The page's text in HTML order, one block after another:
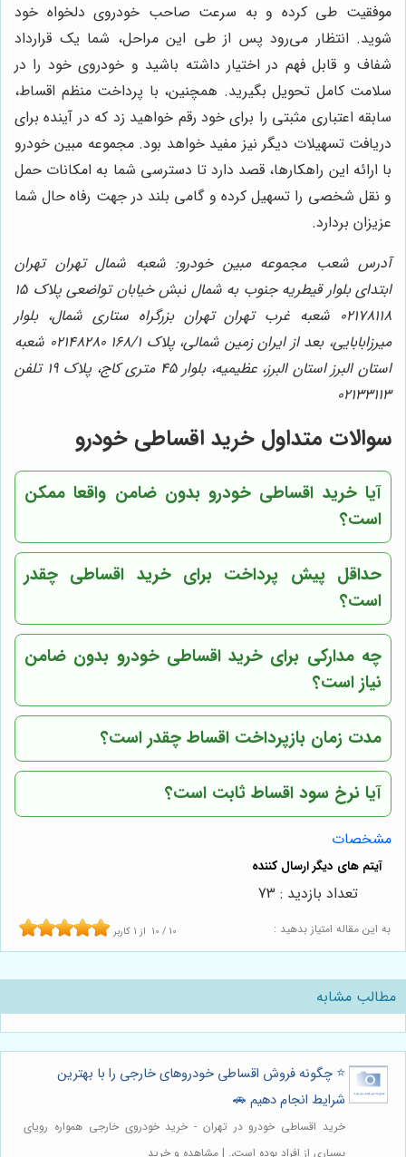
موفقیت طی کرده و به سرعت صاحب خودروی دلخواه خود
شوید. انتظار می‌رود پس از طی این مراحل، شما یک قرارداد
شفاف و قابل فهم در اختیار داشته باشید و خودروی خود را در
سلامت کامل تحویل بگیرید. همچنین، با پرداخت منظم اقساط،
سابقه اعتباری مثبتی را برای خود رقم خواهید زد که در آینده برای
دریافت تسهیلات دیگر نیز مفید خواهد بود. مجموعه مبین خودرو
با ارائه این راهکارها، قصد دارد تا دسترسی شما به امکانات حمل
و نقل شخصی را تسهیل کرده و گامی بلند در جهت رفاه حال شما
عزیزان بردارد.
آدرس شعب مجموعه مبین خودرو: شعبه شمال تهران تهران
ابتدای بلوار قیطریه جنوب به شمال نبش خیابان تواضعی پلاک ۱۵
02178118 شعبه غرب تهران تهران بزرگراه ستاری شمال، بلوار
میرزابابایی، بعد از ایران زمین شمالی، پلاک ۱۶۸/۱ 02148280 شعبه
استان البرز استان البرز، عظیمیه، بلوار ۴۵ متری کاج، پلاک ۱۹ تلفن
02133113
سوالات متداول خرید اقساطی خودرو
آیا خرید اقساطی خودرو بدون ضامن واقعا ممکن
است؟
حداقل پیش پرداخت برای خرید اقساطی چقدر
است؟
چه مدارکی برای خرید اقساطی خودرو بدون ضامن
نیاز است؟
مدت زمان بازپرداخت اقساط چقدر است؟
آیا نرخ سود اقساط ثابت است؟
مشخصات
به این مقاله امتیاز بدهید : 10 / 10 از 1 کاربر
تعداد بازدید : 73
مطالب مشابه
⭐️ چگونه فروش اقساطی خودروهای خارجی را با بهترین
شرایط انجام دهیم 🚗
خرید اقساطی خودرو در تهران - خرید خودروی خارجی همواره رویای
بسیاری از افراد بوده است،. | مشاهده و خرید